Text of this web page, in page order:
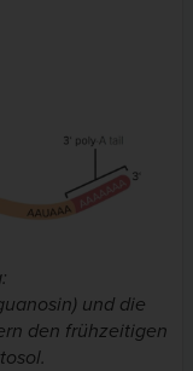
und die
den frühzeitigen